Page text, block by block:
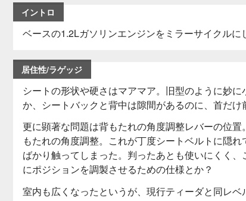
イントロ
ベースの1.2Lガソリンエンジンをミラーサイクルに
居住性/ラゲッジ
シートの形状や硬さはマアマア。旧型のように妙
か、シートバックと背中は隙間があるのに、首だけ
更に顕著な問題は背もたれの角度調整レバーの位
もたれの角度調整。これが丁度シートベルトに隠
ばかり触ってしまった。判ったあとも使いにくく
にポジションを調製させるための仕様とか？
室内も広くなったというが、現行ティーダと同レ